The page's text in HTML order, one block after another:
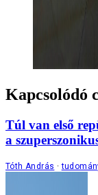
Kapcsolódó
Túl van első
a
Tóth András